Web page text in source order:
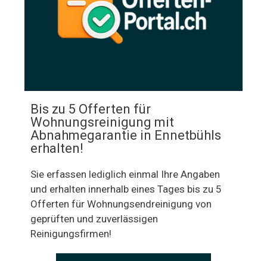
Bis zu 5 Offerten für
Wohnungsreinigung mit
Abnahmegarantie in Ennetbühls
erhalten!
Sie erfassen lediglich einmal Ihre Angaben
und erhalten innerhalb eines Tages bis zu 5
Offerten für Wohnungsendreinigung von
geprüften und zuverlässigen
Reinigungsfirmen!